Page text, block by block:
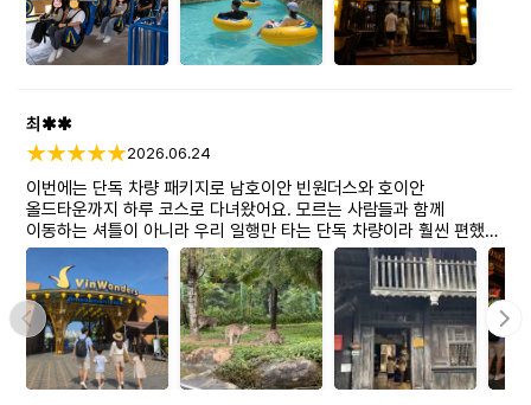
저녁 식사까지 하고, 다시 다낭 호텔로 편하게 복귀했습니다. 하루
코스로 이동 동선도 좋고, 단독 차량이라 더 만족스러웠던 같네요 ^^
최✱✱
2026.06.24
이번에는 단독 차량 패키지로 남호이안 빈원더스와 호이안
올드타운까지 하루 코스로 다녀왔어요. 모르는 사람들과 함께
이동하는 셔틀이 아니라 우리 일행만 타는 단독 차량이라 훨씬 편했고,
호텔 픽업부터 복귀까지 일정이 깔끔하게 진행돼서 좋았고~ 무엇보다
자유 일정이라 눈치 안보여서 대 만족 ㅎ